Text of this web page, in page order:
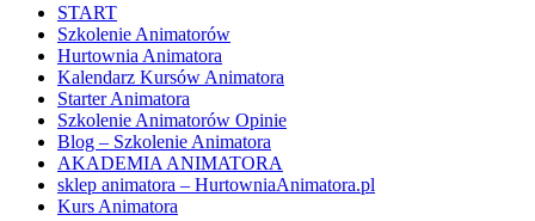
START
Szkolenie Animatorów
Hurtownia Animatora
Kalendarz Kursów Animatora
Starter Animatora
Szkolenie Animatorów Opinie
Blog – Szkolenie Animatora
AKADEMIA ANIMATORA
sklep animatora – HurtowniaAnimatora.pl
Kurs Animatora